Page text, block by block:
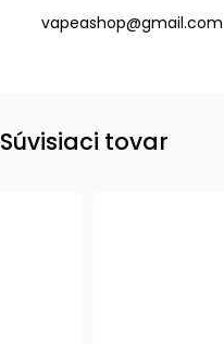
vapeashop@gmail.com
Súvisiaci tovar